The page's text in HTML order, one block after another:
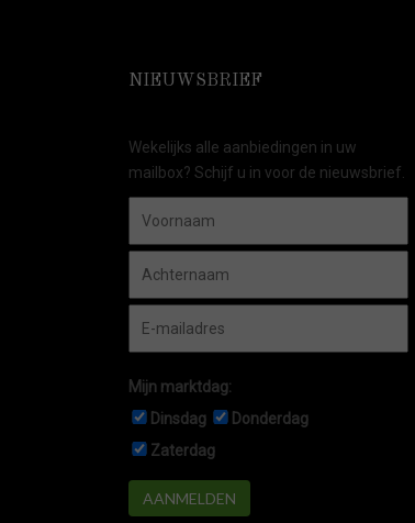
NIEUWSBRIEF
Wekelijks alle aanbiedingen in uw
mailbox? Schijf u in voor de nieuwsbrief.
Mijn marktdag:
Dinsdag
Donderdag
Zaterdag
AANMELDEN